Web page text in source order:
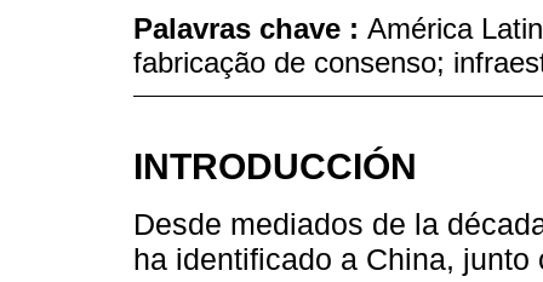
Palavras chave : América
fabricação de consenso;
INTRODUCCIÓN
Desde mediados de la
ha identificado a China,